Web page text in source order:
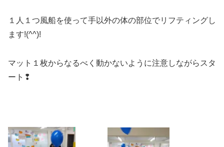
１人１つ風船を使って手以外の体の部位でリフティングし
ます!(^^)!
マット１枚からなるべく動かないように注意しながらスタ
ート❢